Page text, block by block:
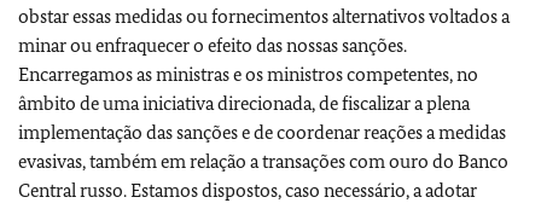
obstar essas medidas ou fornecimentos alternativos voltados a
minar ou enfraquecer o efeito das nossas sanções.
Encarregamos as ministras e os ministros competentes, no
âmbito de uma iniciativa direcionada, de fiscalizar a plena
implementação das sanções e de coordenar reações a medidas
evasivas, também em relação a transações com ouro do Banco
Central russo. Estamos dispostos, caso necessário, a adotar